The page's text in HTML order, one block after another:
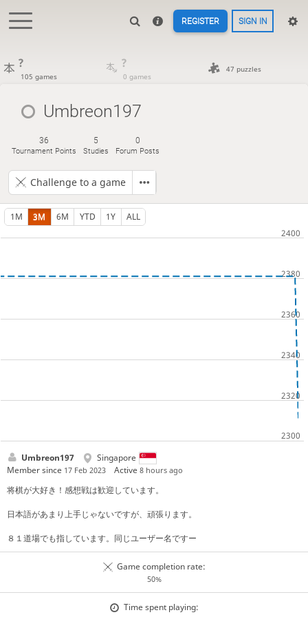
REGISTER SIGN IN
?
105 games
?
0 games
47 puzzles
Umbreon197
36
Tournament Points
5
Studies
0
Forum Posts
Challenge to a game
1M 3M 6M YTD 1Y ALL
Umbreon197
Singapore
Member since 17 Feb 2023 Active8 hours ago
将棋が大好き！感想戦は歓迎しています。
日本語があまり上手じゃないですが、頑張ります。
８１道場でも指しています。同じユーザー名ですー
Game completion rate:
50%
Time spent playing: